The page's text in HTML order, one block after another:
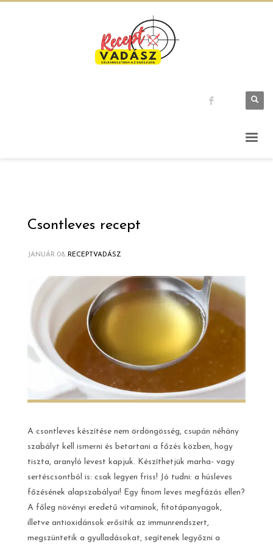
Csontleves recept
JANUÁR 08, RECEPTVADÁSZ
A csontleves készítése nem ördöngösség, csupán néhány
szabályt kell ismerni és betartani a főzés közben, hogy
tiszta, aranyló levest kapjuk. Készíthetjük marha- vagy
sertéscsontból is: csak legyen friss! Jó tudni: a húsleves
főzésének alapszabályai! Egy finom leves megfázás ellen?
A főleg növényi eredetű vitaminok, fitotápanyagok,
illetve antioxidánsok erősítik az immunrendszert,
megszüntetik a gyulladásokat, segítenek legyőzni a